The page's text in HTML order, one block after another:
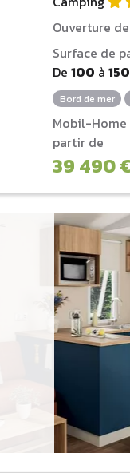
Ouverture
Surface de
De100 à150
Bord de mer
Mobil-Home
partir de
39 490